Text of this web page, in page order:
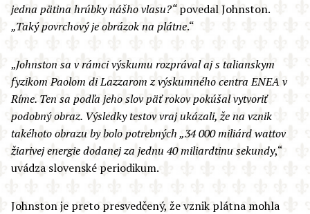
jedna pätina hrúbky nášho vlasu?“povedal Johnston.
„Taký povrchový je obrázok na plátne.“
„Johnston sa v rámci výskumu rozprával aj s talianskym
fyzikom Paolom di Lazzarom z výskumného centra ENEA v
Ríme. Ten sa podľa jeho slov päť rokov pokúšal vytvoriť
podobný obraz. Výsledky testov vraj ukázali, že na vznik
takéhoto obrazu by bolo potrebných „34 000 miliárd wattov
žiarivej energie dodanej za jednu 40 miliardtinu sekundy,“
uvádza slovenské periodikum.
Johnston je preto presvedčený, že vznik plátna mohla